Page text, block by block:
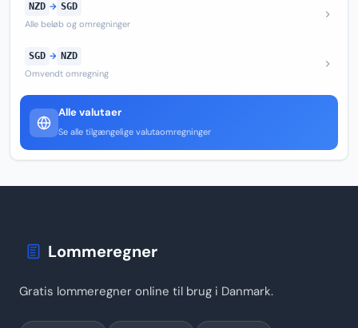
NZD → SGD
Alle beløb og omregninger
SGD → NZD
Omvendt omregning
Alle valutaer
Se alle tilgængelige valutaomregninger
Lommeregner
Gratis lommeregner online til brug i Danmark.